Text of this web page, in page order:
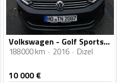
Volkswagen - Golf Sportsvan - 2.0 TDI
188000 km 2016 Dizel
10 000€